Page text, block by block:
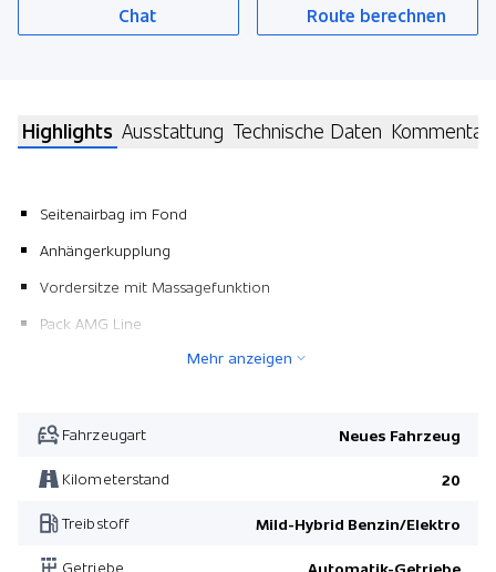
Chat Route berechnen
Highlights Ausstattung Technische Daten Kommentar
Seitenairbag im Fond
Anhängerkupplung
Vordersitze mit Massagefunktion
Pack AMG Line
Pack Energizing
Pack Night
Mehr anzeigen
Fahrzeugart Neues Fahrzeug
Kilometerstand 20
Treibstoff Mild-Hybrid Benzin/Elektro
Getriebe